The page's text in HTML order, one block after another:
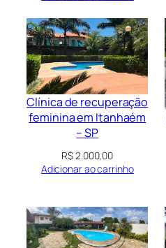
Clínica de recuperação
feminina em Itanhaém
– SP
R$2.000,00
Adicionar ao carrinho